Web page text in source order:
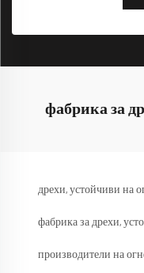
фабрика за
дрехи, устойчиви на
фабрика за дрехи,
производители на